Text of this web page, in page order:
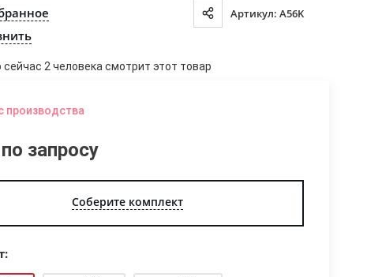
Артикул: A56K
сейчас 2 человека смотрит этот товар
производства
запросу
Соберите комплект